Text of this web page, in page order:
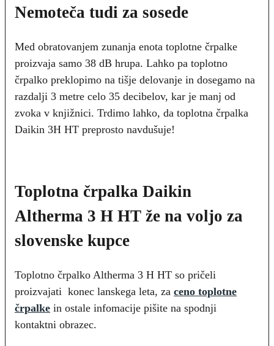
Nemoteča tudi za sosede
Med obratovanjem zunanja enota toplotne črpalke
proizvaja samo 38 dB hrupa. Lahko pa toplotno
črpalko preklopimo na tišje delovanje in dosegamo na
razdalji 3 metre celo 35 decibelov, kar je manj od
zvoka v knjižnici. Trdimo lahko, da toplotna črpalka
Daikin 3H HT preprosto navdušuje!
Toplotna črpalka Daikin
Altherma 3 H HT že na voljo za
slovenske kupce
Toplotno črpalko Altherma 3 H HT so pričeli
proizvajati konec lanskega leta, za ceno toplotne
črpalke in ostale infomacije pišite na spodnji
kontaktni obrazec.